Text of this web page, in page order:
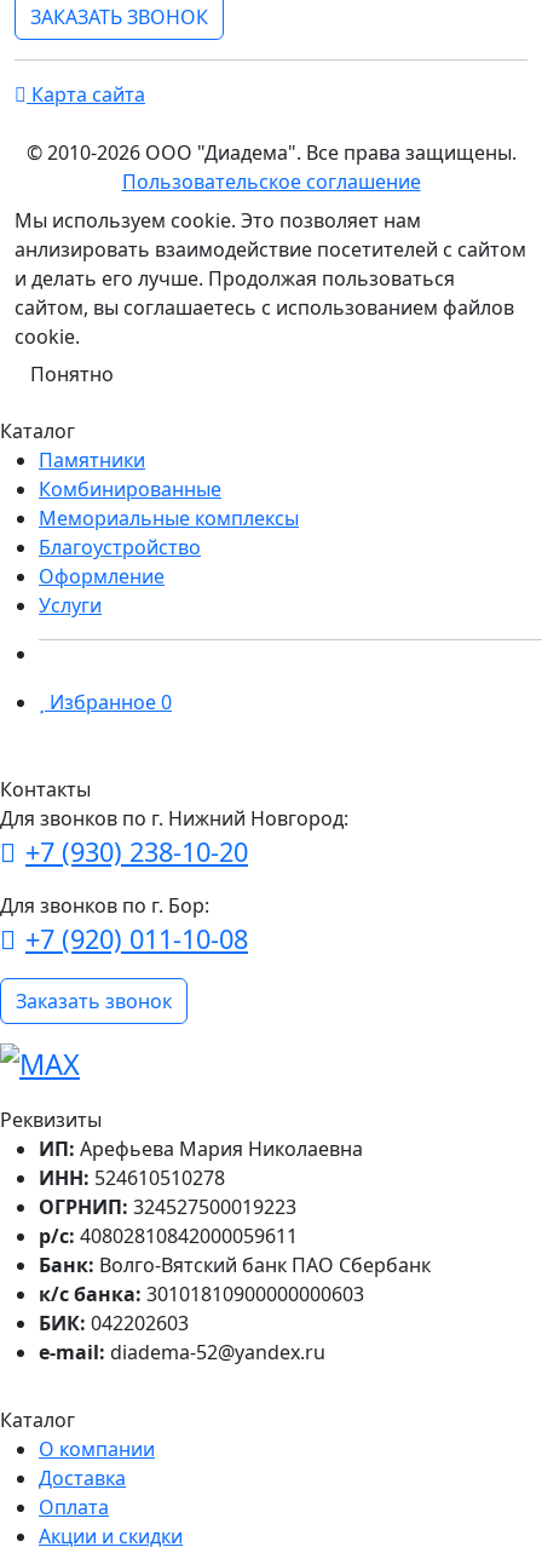
ЗАКАЗАТЬ ЗВОНОК
Карта сайта
© 2010-2026 ООО "Диадема". Все права защищены.
Пользовательское соглашение
Мы используем cookie. Это позволяет нам
анлизировать взаимодействие посетителей с сайтом
и делать его лучше. Продолжая пользоваться
сайтом, вы соглашаетесь с использованием файлов
cookie.
Понятно
Каталог
Памятники
Комбинированные
Мемориальные комплексы
Благоустройство
Оформление
Услуги
Избранное0
Контакты
Для звонков по г. Нижний Новгород:
+7 (930) 238-10-20
Для звонков по г. Бор:
+7 (920) 011-10-08
Заказать звонок
Реквизиты
ИП: Арефьева Мария Николаевна
ИНН: 524610510278
ОГРНИП: 324527500019223
р/с: 40802810842000059611
Банк: Волго-Вятский банк ПАО Сбербанк
к/с банка: 30101810900000000603
БИК: 042202603
e-mail: diadema-52@yandex.ru
Каталог
О компании
Доставка
Оплата
Акции и скидки